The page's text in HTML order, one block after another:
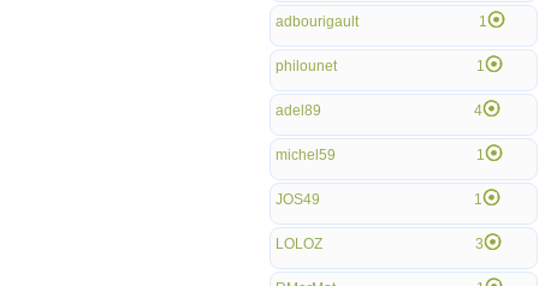
adbourigault 1
philounet 1
adel89 4
michel59 1
JOS49 1
LOLOZ 3